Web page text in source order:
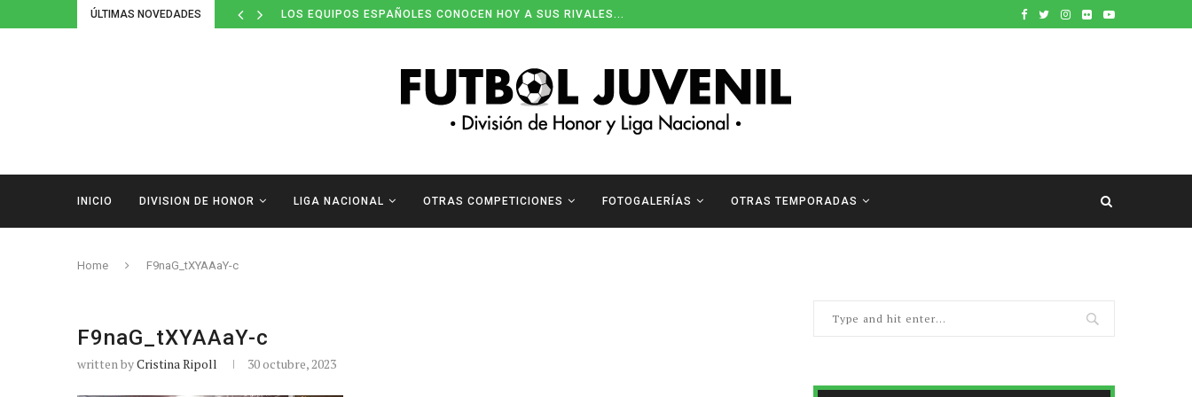
ÚLTIMAS NOVEDADES LOS EQUIPOS ESPAÑOLES CONOCEN HOY A SUS RIVALES...
INICIO DIVISION DE HONOR LIGA NACIONAL OTRAS COMPETICIONES FOTOGALERÍAS OTRAS TEMPORADAS
Home F9naG_tXYAAaY-c
F9naG_tXYAAaY-c
written byCristina Ripoll 30 octubre, 2023